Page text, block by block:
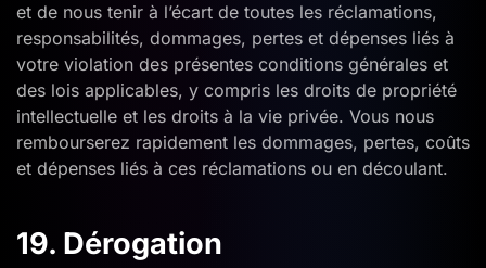
et de nous tenir à l’écart de toutes les réclamations,
responsabilités, dommages, pertes et dépenses liés à
votre violation des présentes conditions générales et
des lois applicables, y compris les droits de propriété
intellectuelle et les droits à la vie privée. Vous nous
rembourserez rapidement les dommages, pertes, coûts
et dépenses liés à ces réclamations ou en découlant.
19. Dérogation